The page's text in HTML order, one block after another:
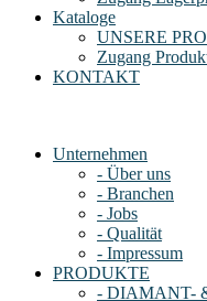
Kataloge
UNSERE
Zugang
KONTAKT
Unternehmen
- Über uns
- Branchen
- Jobs
- Qualität
- Impressum
PRODUKTE
- DIAMANT-